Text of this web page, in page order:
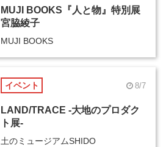
MUJI BOOKS『人と物』特別展
宮脇綾子
MUJI BOOKS
イベント 8/7
LAND/TRACE -大地のプロダク
ト展-
土のミュージアムSHIDO